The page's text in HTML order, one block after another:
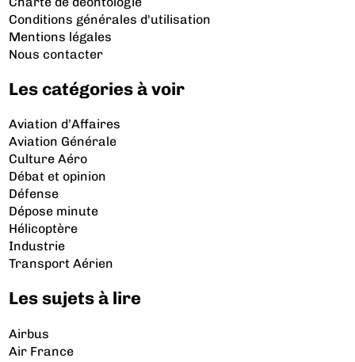
Conditions générales d'utilisation
Mentions légales
Nous contacter
Les catégories à voir
Aviation d’Affaires
Aviation Générale
Culture Aéro
Débat et opinion
Défense
Dépose minute
Hélicoptère
Industrie
Transport Aérien
Les sujets à lire
Airbus
Air France